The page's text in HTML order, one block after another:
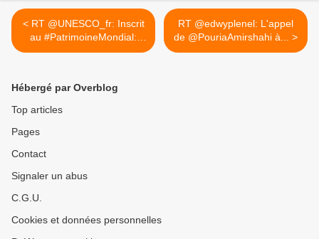
< RT @UNESCO_fr: Inscrit
au #PatrimoineMondial:
Parc...
RT @edwyplenel: L'appel
de @PouriaAmirshahi à... >
Hébergé par Overblog
Top articles
Pages
Contact
Signaler un abus
C.G.U.
Cookies et données personnelles